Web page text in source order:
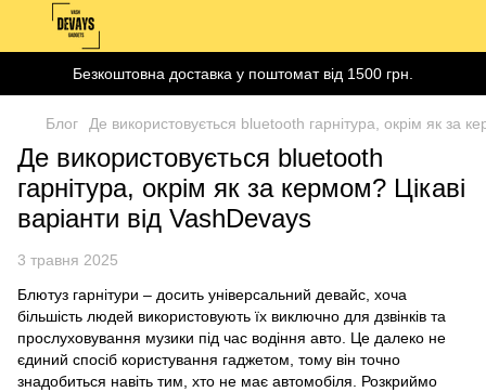
Безкоштовна доставка у поштомат від 1500 грн.
Блог Де використовується bluetooth гарнітура, окрім як за
Де використовується bluetooth
гарнітура, окрім як за кермом? Цікаві
варіанти від VashDevays
3 травня 2025
Блютуз гарнітури – досить універсальний девайс, хоча
більшість людей використовують їх виключно для дзвінків та
прослуховування музики під час водіння авто. Це далеко не
єдиний спосіб користування гаджетом, тому він точно
знадобиться навіть тим, хто не має автомобіля. Розкриймо